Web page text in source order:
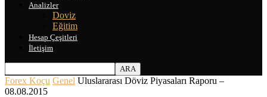
Analizler
Doviz
Eğitim
Hesap Çeşitleri
İletişim
Forex Koçu Genel Uluslararası Döviz Piyasaları Raporu –
08.08.2015